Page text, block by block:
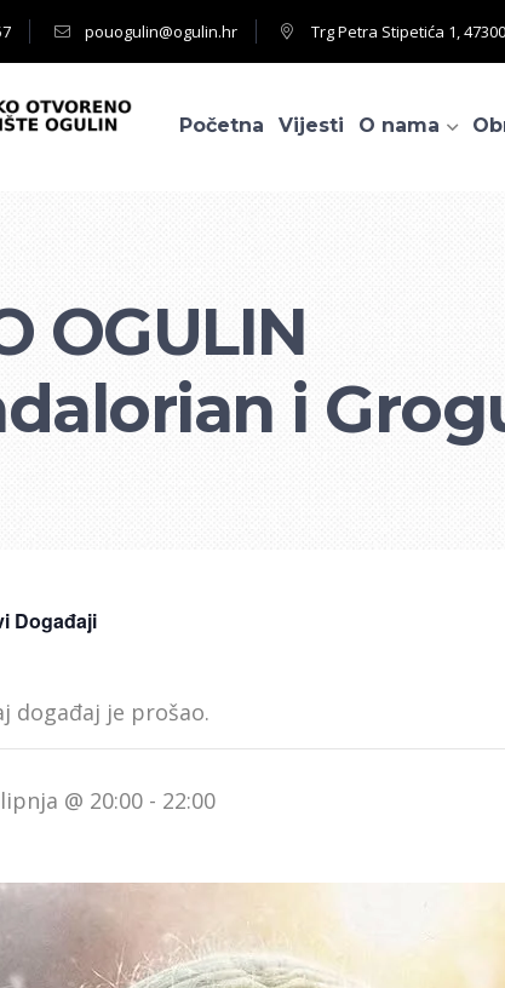
pouogulin@ogulin.hr Trg Petra Stipetića 1,
Početna Vijesti O nama
OGULIN
i
Događaji
događaj je prošao.
@ 20:00 - 22:00